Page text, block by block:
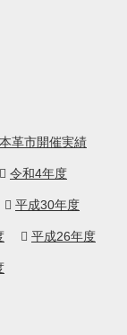
革市開催実績
令和4年度
平成30年度
平成26年度